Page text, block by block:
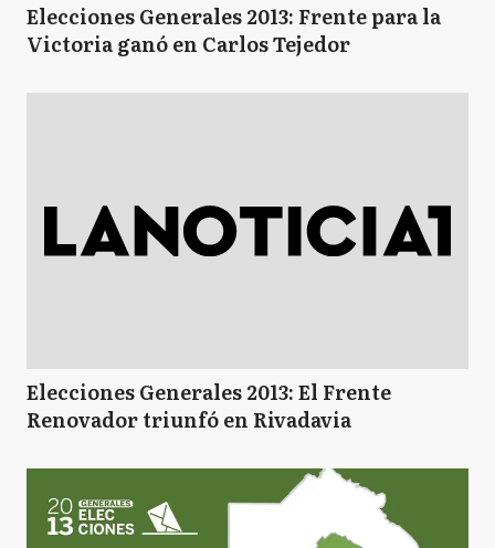
Elecciones Generales 2013: Frente para la
Victoria ganó en Carlos Tejedor
Elecciones Generales 2013: El Frente
Renovador triunfó en Rivadavia